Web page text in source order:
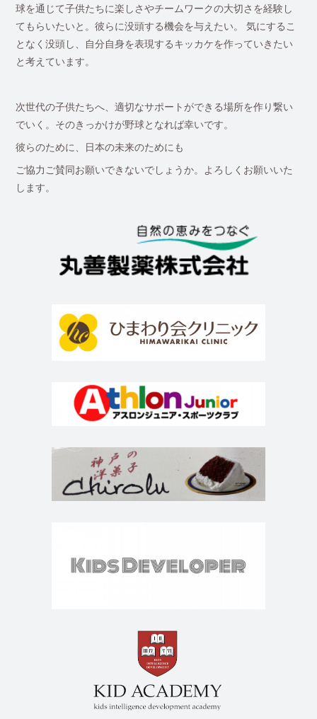
球を通じて子供たちに楽しさやチームワークの大切さを経験し
てもらいたいと。彼らに没頭する機会を与えたい。 気にするこ
となく没頭し、自分自身を表現するキッカケを作っていきたい
と考えています。
次世代の子供たちへ、適切なサポートができる場所を作り繋い
でいく。そのきっかけが野球となれば幸いです。
彼らのために、日本の未来のためにも
ご協力ご賛同お願いできないでしょうか。よろしくお願いいた
します。